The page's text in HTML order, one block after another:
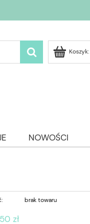
Koszyk:
NOWOŚCI
brak towaru
zł